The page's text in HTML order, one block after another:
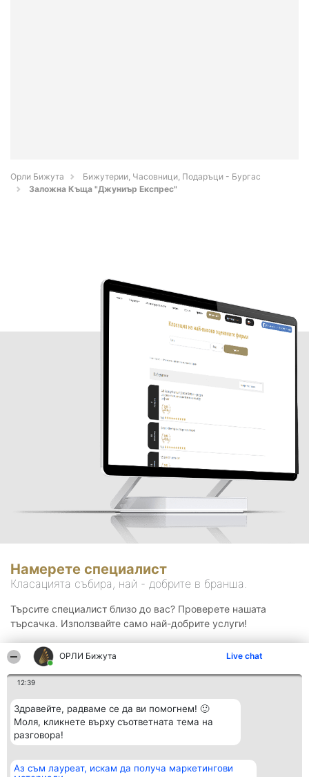
ОРЛИ Бижута Live chat
12:39
Здравейте, радваме се да ви помогнем! 🙂
Моля, кликнете върху съответната тема на
разговора!
Аз съм лауреат, искам да получа маркетингови
Орли Бижута
Бижутерии, Часовници, Подаръци - Бургас
Заложна Къща "Джуниър Експрес"
Намерете специалист
Класацията събира, най - добрите в бранша.
Търсите специалист близо до вас? Проверете нашата
търсачка. Използвайте само най-добрите услуги!
Организатор на
Класация Контакти